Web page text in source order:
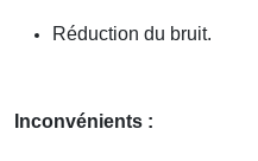
Réduction du bruit.
Inconvénients :